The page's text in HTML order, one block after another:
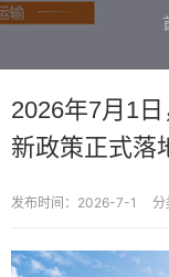
2026年7月1
新政策正式落
发布时间：2026-7-1 分